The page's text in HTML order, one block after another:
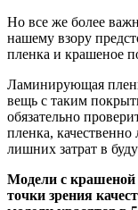
Но все же более
нашему взору
пленка и крашеное
Ламинирующая
вещь с таким
обязательно
пленка,
лишних затрат в
Модели с крашеной
точки зрения